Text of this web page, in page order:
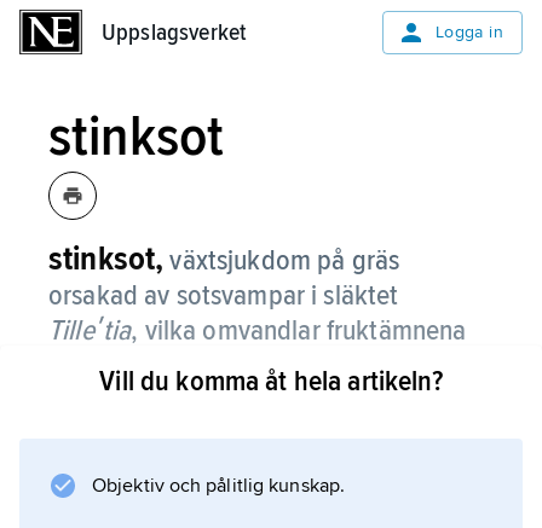
Uppslagsverket Logga in
stinksot
stinksot, växtsjukdom på gräs
orsakad av sotsvampar i släktet
Tilleʹtia, vilka omvandlar fruktämnena
till en stinkande, sillakeluktande svart
spormassa.
förekommande vanlig stinksot (
Vill du komma åt hela artikeln?
Objektiv och pålitlig kunskap.